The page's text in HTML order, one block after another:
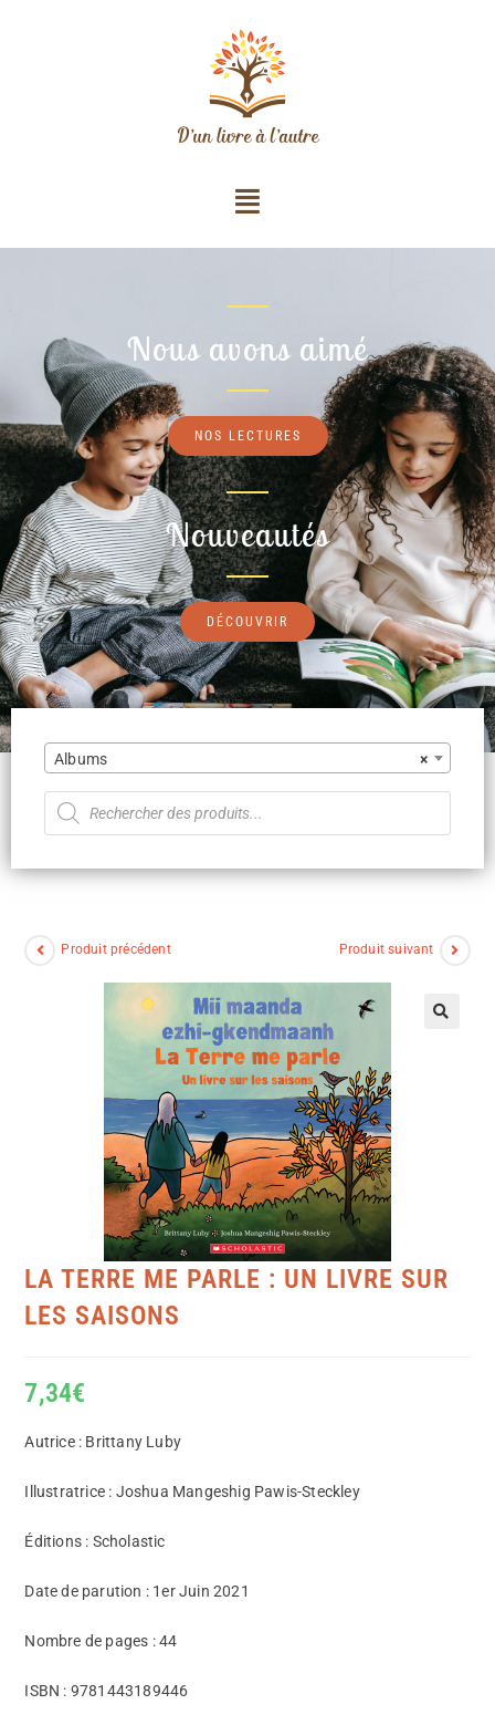
Nous avons aimé
NOS LECTURES
Nouveautés
DÉCOUVRIR
×
Albums
Produit précédent Produit suivant
LA TERRE ME PARLE : UN LIVRE SUR
LES SAISONS
7,34€
Autrice : Brittany Luby
Illustratrice : Joshua Mangeshig Pawis-Steckley
Éditions : Scholastic
Date de parution : 1er Juin 2021
Nombre de pages : 44
ISBN : 9781443189446